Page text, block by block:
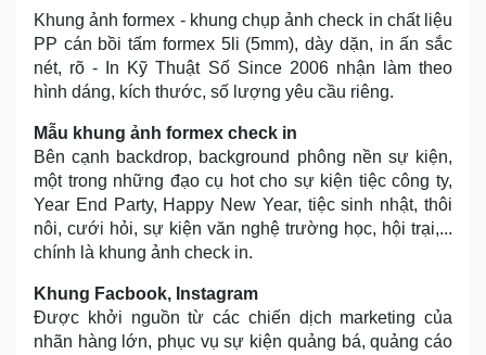
Khung ảnh formex - khung chụp ảnh check in chất liệu
PP cán bồi tấm formex 5li (5mm), dày dặn, in ấn sắc
nét, rõ - In Kỹ Thuật Số Since 2006 nhận làm theo
hình dáng, kích thước, số lượng yêu cầu riêng.
Mẫu khung ảnh formex check in
Bên cạnh backdrop, background phông nền sự kiện,
một trong những đạo cụ hot cho sự kiện tiệc công ty,
Year End Party, Happy New Year, tiệc sinh nhật, thôi
nôi, cưới hỏi, sự kiện văn nghệ trường học, hội trại,...
chính là khung ảnh check in.
Khung Facbook, Instagram
Được khởi nguồn từ các chiến dịch marketing của
nhãn hàng lớn, phục vụ sự kiện quảng bá, quảng cáo